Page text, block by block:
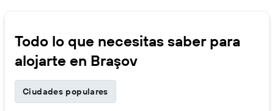
Todo lo que necesitas saber para
alojarte en Braşov
Ciudades populares